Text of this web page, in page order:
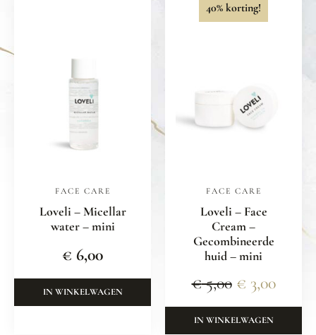
FACE CARE
Loveli – Micellar
water – mini
€ 6,00
IN WINKELWAGEN
40% korting!
FACE CARE
Loveli – Face
Cream –
Gecombineerde
huid – mini
€5,00 € 3,00
IN WINKELWAGEN